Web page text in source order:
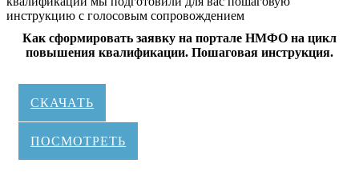
инструкцию с голосовым сопровождением
Как сформировать заявку на портале НМФО на цикл
повышения квалификации. Пошаговая инструкция.
СКАЧАТЬ
ПОСМОТРЕТЬ